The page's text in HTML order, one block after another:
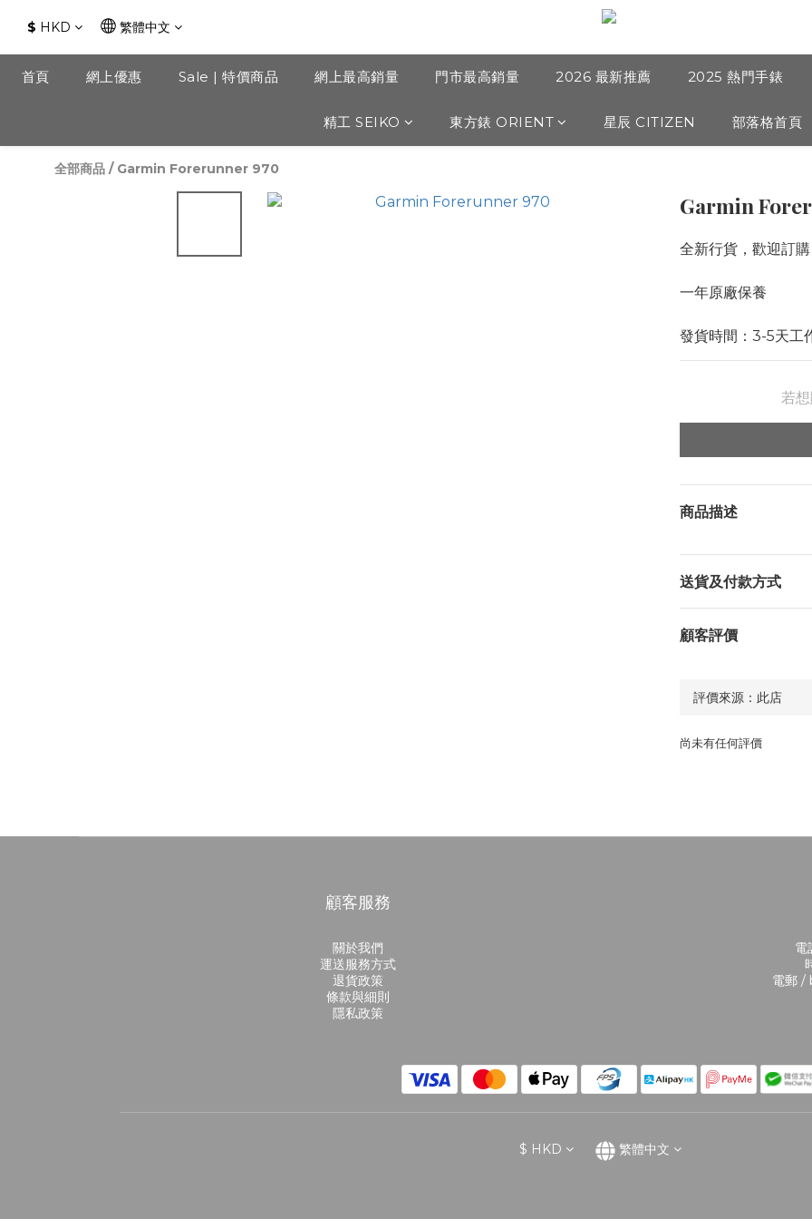
$ HKD 繁體中文
首頁 網上優惠 Sale | 特價商品 網上最高銷量 門市最高銷量 2026 最新推薦 2025 熱門手錶
精工 SEIKO 東方錶 ORIENT 星辰 CITIZEN 部落格首頁
全部商品 / Garmin Forerunner 970
Garmin
全新行貨，歡迎訂購
一年原廠保養
發貨時間：3-5天工
若
商品描述
送貨及付款方式
顧客評價
尚未有任何評價
顧客服務
關於我們
運送服務方式
退貨政策
條款與細則
隱私政策
電
電郵
$ HKD 繁體中文